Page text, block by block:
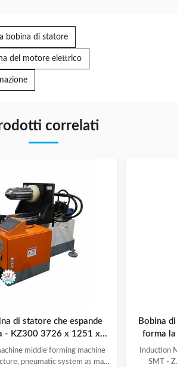
bobina di statore
del motore elettrico
correlati
di statore che espande
- KZ300 3726 x 1251 x
2111mmmiddle forming machine
pneumatic system as main
Bobina
forma
Induction
SMT -